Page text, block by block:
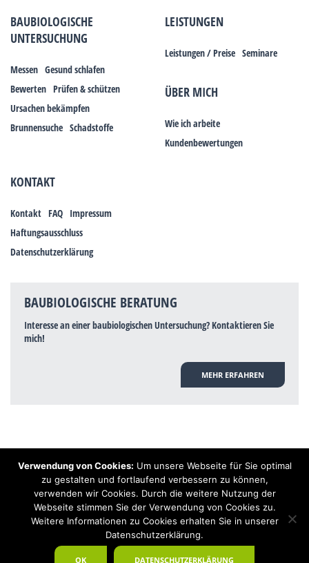
BAUBIOLOGISCHE
UNTERSUCHUNG
Messen Gesund schlafen
Bewerten Prüfen & schützen
Ursachen bekämpfen
Brunnensuche Schadstoffe
LEISTUNGEN
Leistungen / Preise Seminare
ÜBER MICH
Wie ich arbeite
Kundenbewertungen
KONTAKT
Kontakt FAQ Impressum
Haftungsausschluss
Datenschutzerklärung
BAUBIOLOGISCHE BERATUNG
Interesse an einer baubiologischen Untersuchung? Kontaktieren Sie
mich!
MEHR ERFAHREN
Hinweis: Trotz zahlreicher Studien, die einen Zusammenhang zwischen
Elektrosmog und gesundheitlichen Problemen aufzeigen, ist es von der
praktischen Schulmedizin bisher wissenschaftlich nicht anerkannt, dass
Elektrosmog und Erdstrahlen gesundheitliche Auswirkungen haben können.
Ähnliches galt auch über Jahrzehnte für die Akkupunktur und die
Homöopathie. Sie suchen einen Baubiologen? Baubiologe Baldermnn - Ihr
Spezialist für gesunden Schlaf!
Verwendung von Cookies: Um unsere Webseite für Sie optimal
zu gestalten und fortlaufend verbessern zu können,
verwenden wir Cookies. Durch die weitere Nutzung der
Webseite stimmen Sie der Verwendung von Cookies zu.
Weitere Informationen zu Cookies erhalten Sie in unserer
Datenschutzerklärung.
OK DATENSCHUTZERKLÄRUNG